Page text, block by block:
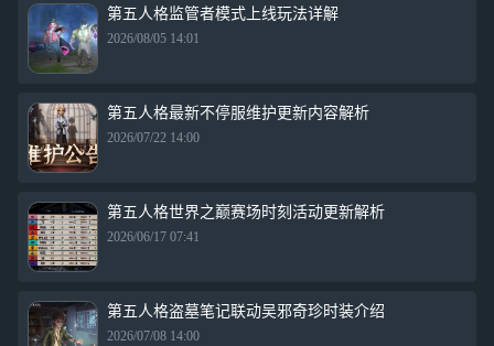
第五人格监管者模式上线玩法详解
2026/08/05 14:01
第五人格最新不停服维护更新内容解析
2026/07/22 14:00
第五人格世界之巅赛场时刻活动更新解析
2026/06/17 07:41
第五人格盗墓笔记联动吴邪奇珍时装介绍
2026/07/08 14:00